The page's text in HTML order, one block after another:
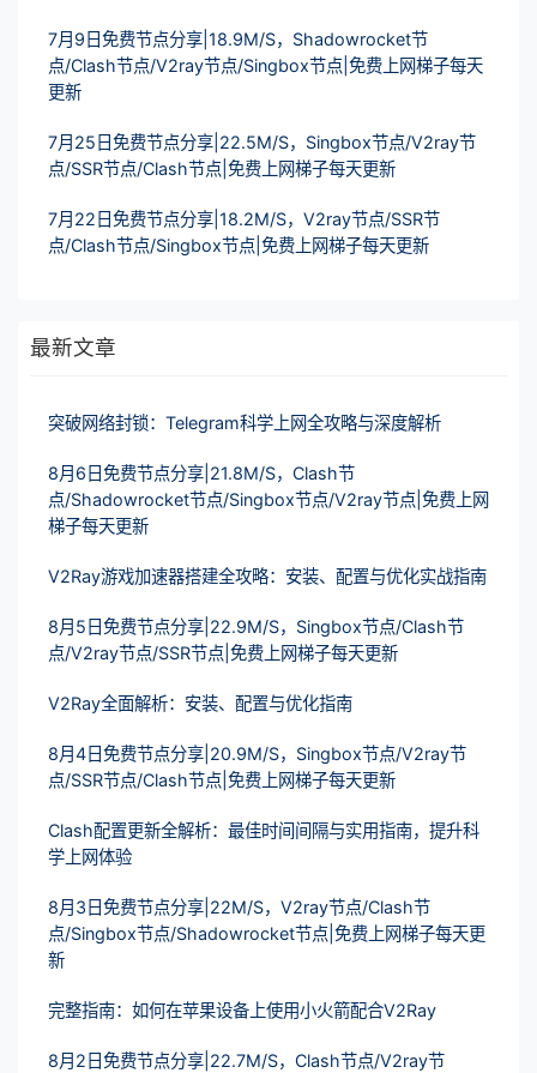
7月9日免费节点分享|18.9M/S，Shadowrocket节
点/Clash节点/V2ray节点/Singbox节点|免费上网梯子每天
更新
7月25日免费节点分享|22.5M/S，Singbox节点/V2ray节
点/SSR节点/Clash节点|免费上网梯子每天更新
7月22日免费节点分享|18.2M/S，V2ray节点/SSR节
点/Clash节点/Singbox节点|免费上网梯子每天更新
最新文章
突破网络封锁：Telegram科学上网全攻略与深度解析
8月6日免费节点分享|21.8M/S，Clash节
点/Shadowrocket节点/Singbox节点/V2ray节点|免费上网
梯子每天更新
V2Ray游戏加速器搭建全攻略：安装、配置与优化实战指南
8月5日免费节点分享|22.9M/S，Singbox节点/Clash节
点/V2ray节点/SSR节点|免费上网梯子每天更新
V2Ray全面解析：安装、配置与优化指南
8月4日免费节点分享|20.9M/S，Singbox节点/V2ray节
点/SSR节点/Clash节点|免费上网梯子每天更新
Clash配置更新全解析：最佳时间间隔与实用指南，提升科
学上网体验
8月3日免费节点分享|22M/S，V2ray节点/Clash节
点/Singbox节点/Shadowrocket节点|免费上网梯子每天更
新
完整指南：如何在苹果设备上使用小火箭配合V2Ray
8月2日免费节点分享|22.7M/S，Clash节点/V2ray节